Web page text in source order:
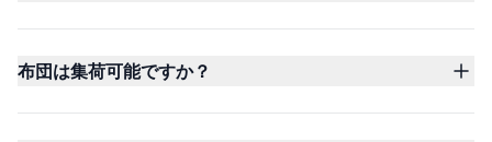
布団は集荷可能ですか？